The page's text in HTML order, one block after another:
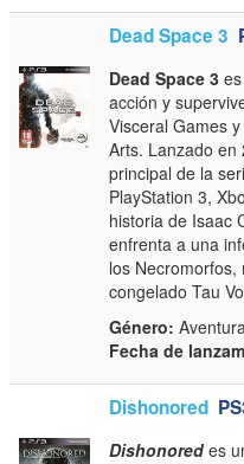
Dead Space 3
Dead Space 3
acción y
Visceral Games
Arts. Lanzado
principal de la
PlayStation 3,
historia de Isaac
enfrenta a una
los
congelado Tau
Género:
Fecha de
Dishonored
Dishonoredes